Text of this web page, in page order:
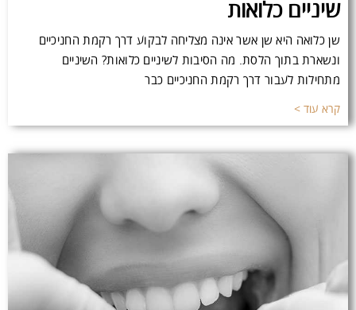
שיניים כלואות
שן כלואה היא שן אשר אינה מצליחה לבקוע דרך רקמת החניכיים
ונשארת בתוך הלסת. מה הסיבות לשיניים כלואות? השיניים
מתחילות לעבור דרך רקמת החניכיים כבר
קרא עוד >